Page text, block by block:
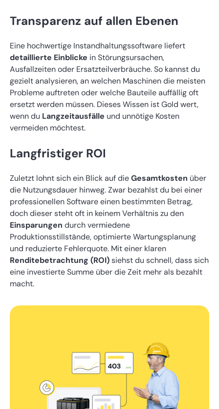
Transparenz auf allen Ebenen
Eine hochwertige Instandhaltungssoftware liefert
detaillierte Einblicke in Störungsursachen,
Ausfallzeiten oder Ersatzteilverbräuche. So kannst du
gezielt analysieren, an welchen Maschinen die meisten
Probleme auftreten oder welche Bauteile auffällig oft
ersetzt werden müssen. Dieses Wissen ist Gold wert,
wenn du Langzeitausfälle und unnötige Kosten
vermeiden möchtest.
Langfristiger ROI
Zuletzt lohnt sich ein Blick auf dieGesamtkosten über
die Nutzungsdauer hinweg. Zwar bezahlst du bei einer
professionellen Software einen bestimmten Betrag,
doch dieser steht oft in keinem Verhältnis zu den
Einsparungen durch vermiedene
Produktionsstillstände, optimierte Wartungsplanung
und reduzierte Fehlerquote. Mit einer klaren
Renditebetrachtung (ROI)siehst du schnell, dass sich
eine investierte Summe über die Zeit mehr als bezahlt
macht.